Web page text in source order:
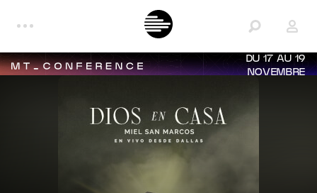
DU 17 AU 19
NOVEMBRE